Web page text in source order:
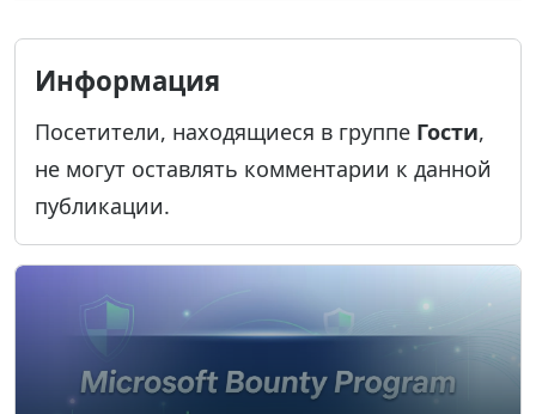
Информация
Посетители, находящиеся в группе Гости,
не могут оставлять комментарии к данной
публикации.